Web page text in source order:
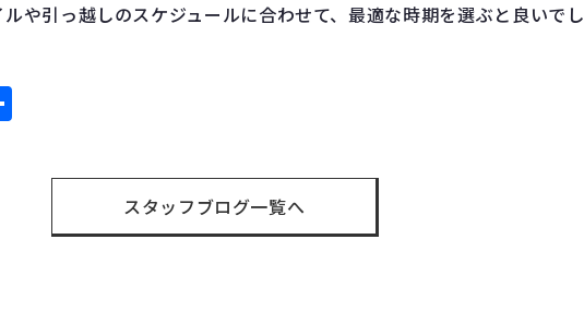
や引っ越しのスケジュールに合わせて、最適な時期を選ぶと良いでし
スタッフブログ一覧へ